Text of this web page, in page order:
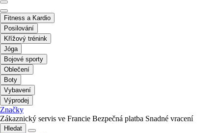
Fitness a Kardio
Posilování
Křížový trénink
Jóga
Bojové sporty
Oblečení
Boty
Vybavení
Výprodej
Značky
Zákaznický servis ve Francie Bezpečná platba Snadné vracení
Hledat